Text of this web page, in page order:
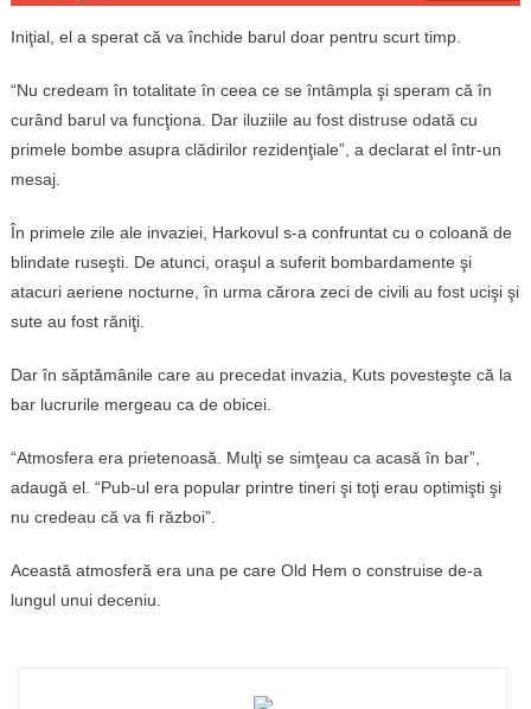
Iniţial, el a sperat că va închide barul doar pentru scurt timp.
“Nu credeam în totalitate în ceea ce se întâmpla şi speram că în
curând barul va funcţiona. Dar iluziile au fost distruse odată cu
primele bombe asupra clădirilor rezidenţiale”, a declarat el într-un
mesaj.
În primele zile ale invaziei, Harkovul s-a confruntat cu o coloană de
blindate ruseşti. De atunci, oraşul a suferit bombardamente şi
atacuri aeriene nocturne, în urma cărora zeci de civili au fost ucişi şi
sute au fost răniţi.
Dar în săptămânile care au precedat invazia, Kuts povesteşte că la
bar lucrurile mergeau ca de obicei.
“Atmosfera era prietenoasă. Mulţi se simţeau ca acasă în bar”,
adaugă el. “Pub-ul era popular printre tineri şi toţi erau optimişti şi
nu credeau că va fi război”.
Această atmosferă era una pe care Old Hem o construise de-a
lungul unui deceniu.